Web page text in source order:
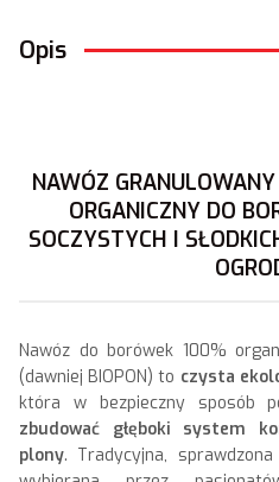
Opis
NAWÓZ
ORGANICZNY DO
SOCZYSTYCH I
Nawóz do borówek 100%
(dawniej BIOPON) to czysta
która w bezpieczny sposób
zbudować głęboki system
plony. Tradycyjna,